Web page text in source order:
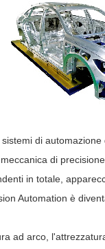
di
di
in totale,
Automation è
ad arco,